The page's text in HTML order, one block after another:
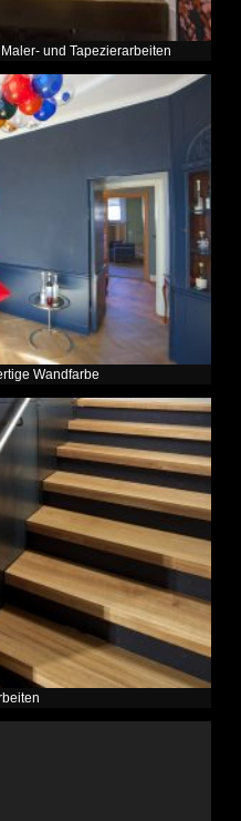
und Tapezierarbeiten
Wandfarbe